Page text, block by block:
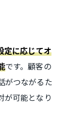
定に応じてオ
です。顧客の
がつながるた
が可能となり